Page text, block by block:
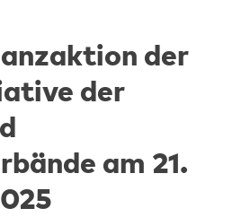
der
der
am 21.